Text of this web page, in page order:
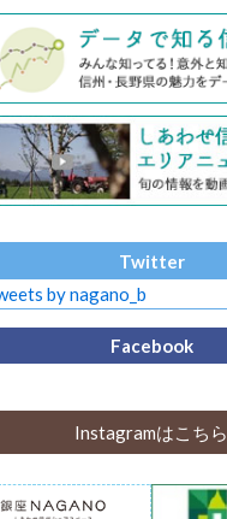
Twitter
by nagano_b
Facebook
Instagramはこちら